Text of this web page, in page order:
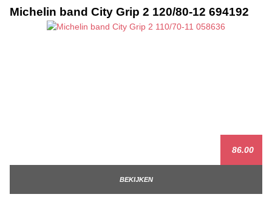
Michelin band City Grip 2 120/80-12 694192
86.00
BEKIJKEN